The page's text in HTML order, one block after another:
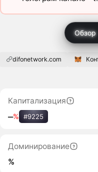
Обзор
difonetwork.com
Капитализация
‒% #9225
Доминирование
%